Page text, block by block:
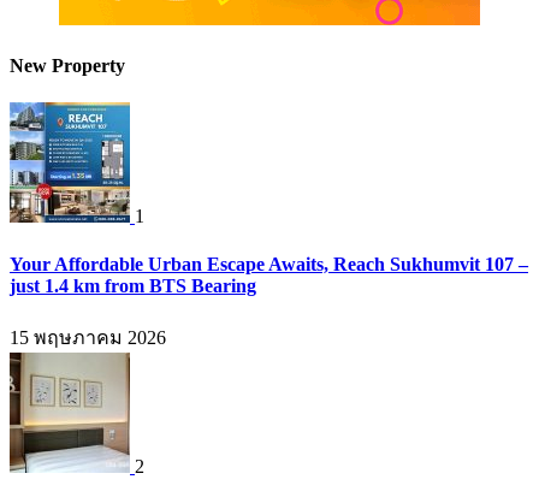
New Property
1
Your Affordable Urban Escape Awaits, Reach Sukhumvit 107 –
just 1.4 km from BTS Bearing
15 พฤษภาคม 2026
2